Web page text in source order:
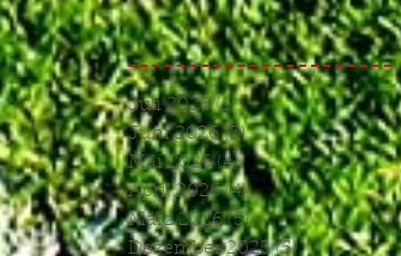
Juli 2026 (1)1 Beitrag
Juni 2026 (3)3 Beiträge
Mai 2026 (4)4 Beiträge
April 2026 (4)4 Beiträge
März 2026 (5)5 Beiträge
Dezember 2025 (5)5 Beiträge